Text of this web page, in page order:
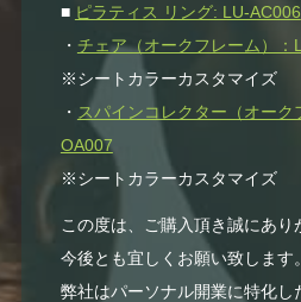
■ ピラティス リング: LU-AC006
・ チェア（オークフレーム）：
※シートカラーカスタマイズ
・ スパインコレクター（オーク
OA007
※シートカラーカスタマイズ
この度は、ご購入頂き誠にあり
今後とも宜しくお願い致します。
弊社はパーソナル開業に特化し